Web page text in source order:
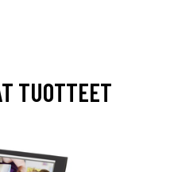
TUOTTEET